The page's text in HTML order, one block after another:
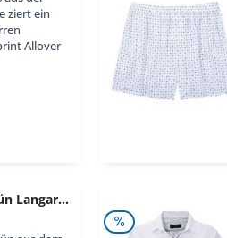
ziert ein
Allover
Trachtenbluse Altenbanz weiß grün Langarm...